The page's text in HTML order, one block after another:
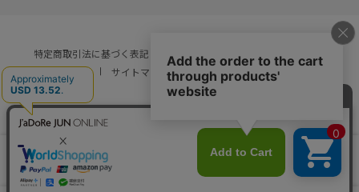
特定商取引法に基づく表記 プライバシーポリシー
ご利用規約
サイトマップ リクルート ご利用ガイド
© JUN CO.,LTD. ALL RIGHTS RESERVED.
店舗在庫
をみる
カートに入れる